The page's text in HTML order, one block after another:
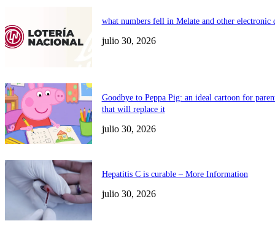
what numbers fell in Melate and other electronic
julio 30, 2026
Goodbye to Peppa Pig: an ideal cartoon for
that will replace it
julio 30, 2026
Hepatitis C is curable – More Information
julio 30, 2026